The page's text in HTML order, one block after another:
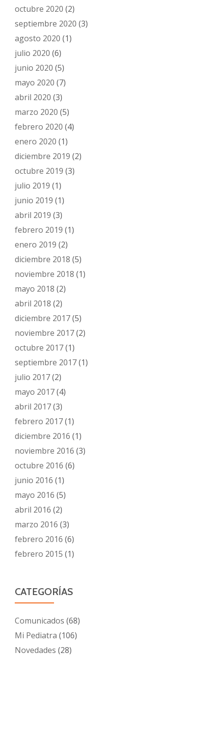
octubre 2020 (2)
septiembre 2020 (3)
agosto 2020 (1)
julio 2020 (6)
junio 2020 (5)
mayo 2020 (7)
abril 2020 (3)
marzo 2020 (5)
febrero 2020 (4)
enero 2020 (1)
diciembre 2019 (2)
octubre 2019 (3)
julio 2019 (1)
junio 2019 (1)
abril 2019 (3)
febrero 2019 (1)
enero 2019 (2)
diciembre 2018 (5)
noviembre 2018 (1)
mayo 2018 (2)
abril 2018 (2)
diciembre 2017(5)
noviembre 2017(2)
octubre 2017(1)
septiembre 2017(1)
julio 2017(2)
mayo 2017(4)
abril 2017(3)
febrero 2017(1)
diciembre 2016 (1)
noviembre 2016 (3)
octubre 2016 (6)
junio 2016 (1)
mayo 2016 (5)
abril 2016 (2)
marzo 2016 (3)
febrero 2016 (6)
febrero 2015 (1)
CATEGORÍAS
Comunicados (68)
Mi Pediatra (106)
Novedades (28)